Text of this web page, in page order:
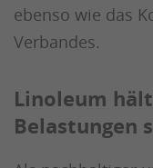
ebenso wie das
Verbandes.
Linoleum
Belastungen